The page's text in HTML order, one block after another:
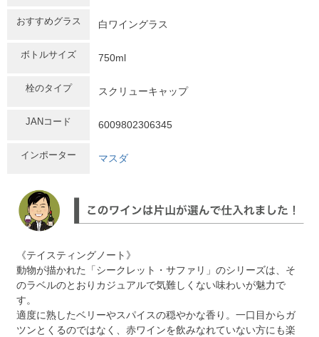
おすすめグラス 白ワイングラス
ボトルサイズ 750ml
栓のタイプ スクリューキャップ
JANコード 6009802306345
インポーター マスダ
《テイスティングノート》
動物が描かれた「シークレット・サファリ」のシリーズは、そ
のラベルのとおりカジュアルで気難しくない味わいが魅力で
す。
適度に熟したベリーやスパイスの穏やかな香り。一口目からガ
ツンとくるのではなく、赤ワインを飲みなれていない方にも楽